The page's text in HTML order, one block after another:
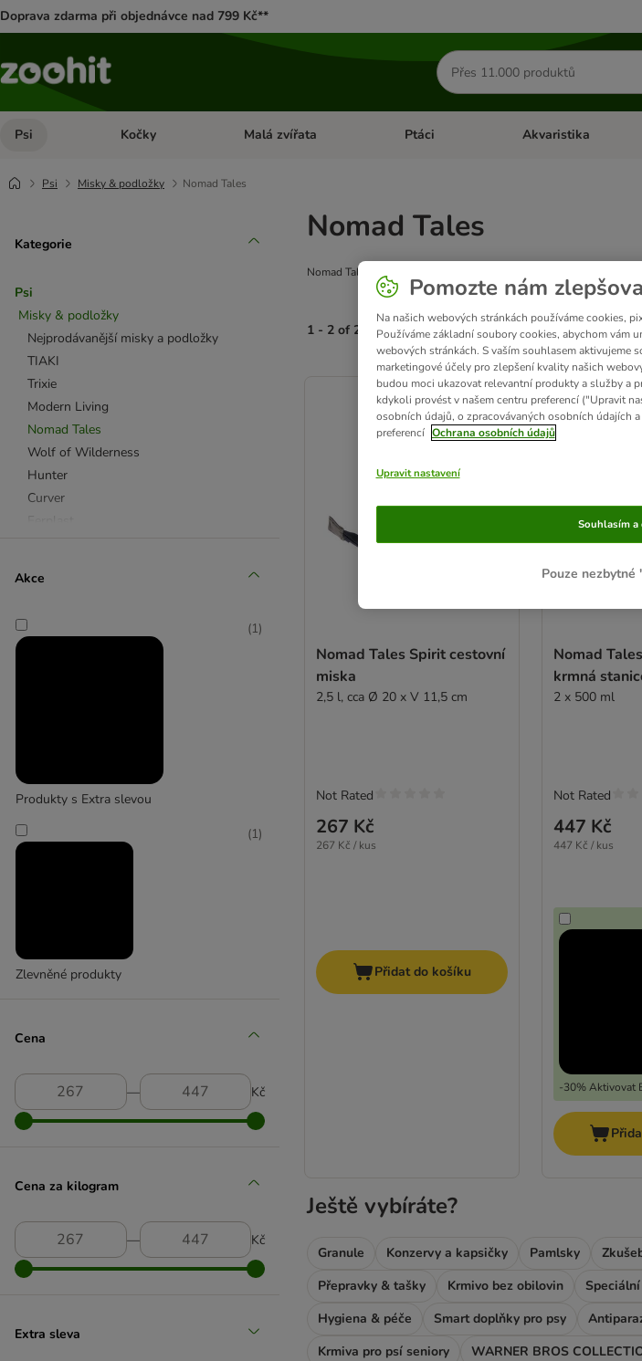
Doprava zdarma při objednávce nad 799 Kč**
Hledat
produkty
Psi Otevřít menu: Psi
Kočky Otevřít menu: Kočky
Malá zvířata Otevřít menu: Malá zvířata
Ptáci Otevřít menu: Ptáci
Akvaristika
Psi Misky & podložky Nomad Tales
Kategorie
Psi
Misky & podložky
Nejprodávanější misky a podložky
TIAKI
Trixie
Modern Living
Nomad Tales
Wolf of Wilderness
Hunter
Curver
Stojany na misky
Akce
Produkty s Extra slevou
(1)
Zlevněné produkty
(1)
Cena
― Kč
Cena za kilogram
― Kč
Extra sleva
Nomad Tales
Nomad Tales misky a podložky pro psy.
1 - 2 of 2 výsledků
product items have been changed
Nomad Tales Spirit cestovní
miska
2,5 l, cca Ø 20 x V 11,5 cm
267 Kč
267 Kč / kus
Not Rated
Přidat do košíku
Nomad
krmná
2 x 500 ml
447 Kč
447 Kč / kus
-30% Aktivovat
Not Rated
Ještě vybíráte?
Granule Konzervy a kapsičky Pamlsky
Přepravky & tašky
Krmivo bez obilovin
Hygiena & péče
Smart doplňky pro psy
Krmiva pro psí seniory
WARNER BROS
Pomozte nám
Na našich webových stránkách používáme cookies,
Používáme základní soubory cookies, abychom vám
webových stránkách. S vaším souhlasem aktivujeme
marketingové účely pro zlepšení kvality našich
budou moci ukazovat relevantní produkty a služby a
kdykoli provést v našem centru preferencí ("Upravit
osobních údajů, o zpracovávaných osobních údajích
preferencí Ochrana osobních údajů
Upravit nastavení
Pouze nezbytné
Souhlasím a